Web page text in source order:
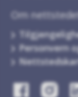
Om
Personvern